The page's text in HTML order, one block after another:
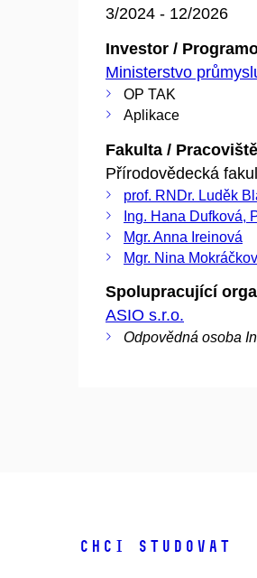
3/2024 - 12/2026
Investor /
Ministerstvo
OP TAK
Aplikace
Fakulta /
Přírodovědecká
prof. RNDr. Luděk
Ing. Hana Dufková,
Mgr. Anna Ireinová
Mgr. Nina
Spolupracující
ASIO s.r.o.
Odpovědná osoba
Chci studovat